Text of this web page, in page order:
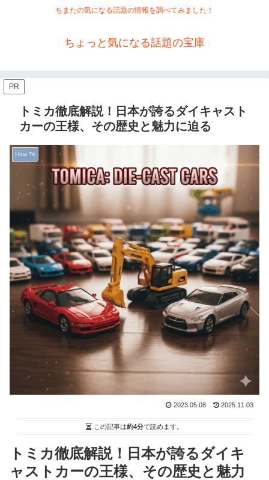
ちまたの気になる話題の情報を調べてみました！
ちょっと気になる話題の宝庫
PR
トミカ徹底解説！日本が誇るダイキャスト
カーの王様、その歴史と魅力に迫る
How To
2023.05.08 2025.11.03
この記事は約4分で読めます。
トミカ徹底解説！日本が誇るダイキ
ャストカーの王様、その歴史と魅力